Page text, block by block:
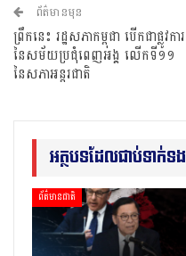
ព័ត៌មានមុន
ព្រឹកនេះ រដ្ឋសភាកម្ពុជា បើកជាផ្លូវការ
នៃសម័យប្រជុំពេញអង្គ លើកទី១១
នៃសភាអន្តរជាតិ
អត្ថបទដែលជាប់ទាក់ទង
ព័ត៌មានជាតិ